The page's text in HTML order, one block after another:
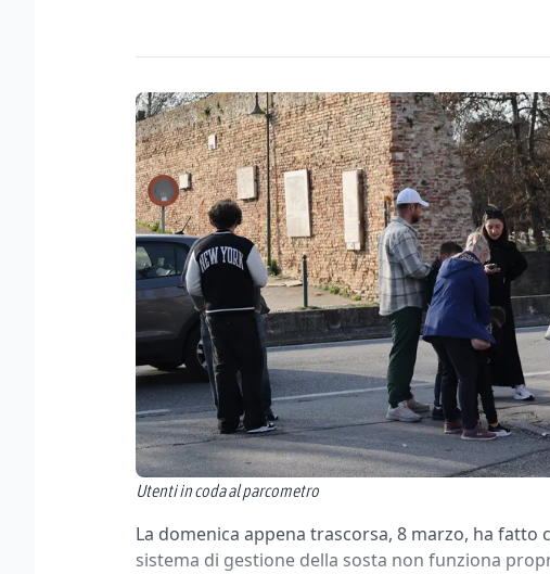
Utenti in coda al parcometro
La domenica appena trascorsa, 8 marzo, ha fatto
sistema di gestione della sosta non funziona